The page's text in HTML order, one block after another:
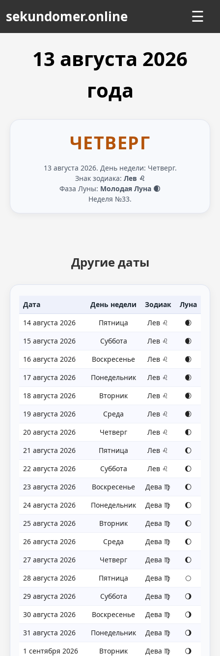
sekundomer.online ☰
13 августа 2026
года
ЧЕТВЕРГ
13 августа 2026. День недели: Четверг.
Знак зодиака: Лев ♌
Фаза Луны: Молодая Луна 🌒
Неделя №33.
Другие даты
Дата День недели Зодиак
Луна
14 августа 2026
Пятница Лев ♌
🌒
15 августа 2026
Суббота Лев ♌
🌒
16 августа 2026
Воскресенье Лев ♌
🌒
17 августа 2026
Понедельник Лев ♌
🌒
18 августа 2026
Вторник Лев ♌
🌒
19 августа 2026
Среда Лев ♌
🌒
20 августа 2026
Четверг Лев ♌
🌓
21 августа 2026
Пятница Лев ♌
🌔
22 августа 2026
Суббота Лев ♌
🌔
23 августа 2026
Воскресенье Дева ♍
🌔
24 августа 2026
Понедельник Дева ♍
🌔
25 августа 2026
Вторник Дева ♍
🌔
26 августа 2026
Среда Дева ♍
🌔
27 августа 2026
Четверг Дева ♍
🌔
28 августа 2026
Пятница Дева ♍
🌕
29 августа 2026
Суббота Дева ♍
🌖
30 августа 2026
Воскресенье Дева ♍
🌖
31 августа 2026
Понедельник Дева ♍
🌖
1 сентября 2026
Вторник Дева ♍
🌖